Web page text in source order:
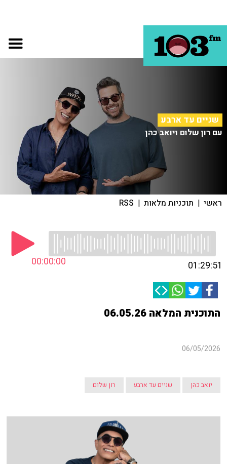
שניים עד ארבע
עם רון שלום ויואב כהן
ראשי | תוכניות מלאות |
RSS
00:00:00 01:29:51
התוכנית המלאה 06.05.26
06/05/2026
יואב כהן שניים עד ארבע רון שלום